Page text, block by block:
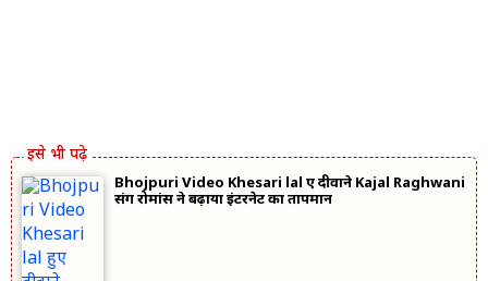
Bhojpuri Video Khesari lal हुए दीवाने Kajal Raghwani
संग रोमांस ने बढ़ाया इंटरनेट का तापमान